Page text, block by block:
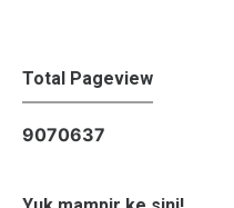
Total Pageview
9070637